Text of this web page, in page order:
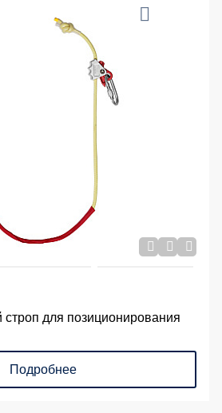
строп для позиционирования
Подробнее